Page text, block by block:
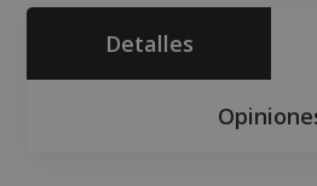
Detalles